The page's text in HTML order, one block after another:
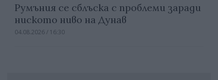
Румъния се сблъска с проблеми заради
ниското ниво на Дунав
04.08.2026 / 16:30